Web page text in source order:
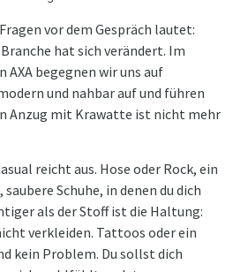
vor dem Gespräch lautet:
Branche hat sich verändert. Im
AXA begegnen wir uns auf
und nahbar auf und führen
Anzug mit Krawatte ist nicht mehr
reicht aus. Hose oder Rock, ein
Schuhe, in denen du dich
als der Stoff ist die Haltung:
verkleiden. Tattoos oder ein
kein Problem. Du sollst dich